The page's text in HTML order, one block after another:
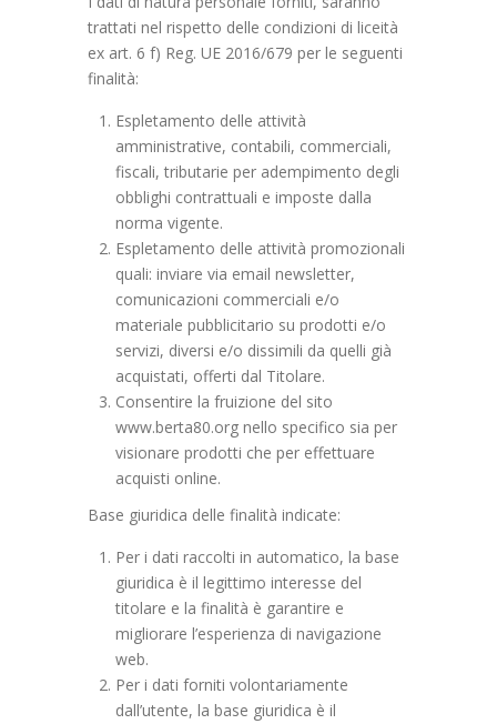
trattati nel rispetto delle condizioni di liceità
ex art. 6 f) Reg. UE 2016/679 per le seguenti
finalità:
Espletamento delle attività
amministrative, contabili, commerciali,
fiscali, tributarie per adempimento degli
obblighi contrattuali e imposte dalla
norma vigente.
Espletamento delle attività promozionali
quali: inviare via email newsletter,
comunicazioni commerciali e/o
materiale pubblicitario su prodotti e/o
servizi, diversi e/o dissimili da quelli già
acquistati, offerti dal Titolare.
Consentire la fruizione del sito
www.berta80.org nello specifico sia per
visionare prodotti che per effettuare
acquisti online.
Base giuridica delle finalità indicate:
Per i dati raccolti in automatico, la base
giuridica è il legittimo interesse del
titolare e la finalità è garantire e
migliorare l’esperienza di navigazione
web.
Per i dati forniti volontariamente
dall’utente, la base giuridica è il